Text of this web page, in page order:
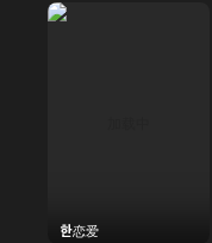
恋爱